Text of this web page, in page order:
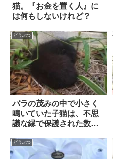
猫。『お金を置く人』に
は何もしないけれど？
どうぶつ
バラの茂みの中で小さく
鳴いていた子猫は、不思
議な縁で保護された数ヶ
な美しい姿へと変貌を遂
げた！
どうぶつ